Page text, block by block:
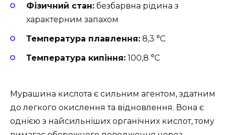
Фізичний стан: безбарвна рідина з
характерним запахом
Температура плавлення: 8,3 °C
Температура кипіння: 100,8 °C
Мурашина кислота є сильним агентом, здатним
до легкого окислення та відновлення. Вона є
однією з найсильніших органічних кислот, тому